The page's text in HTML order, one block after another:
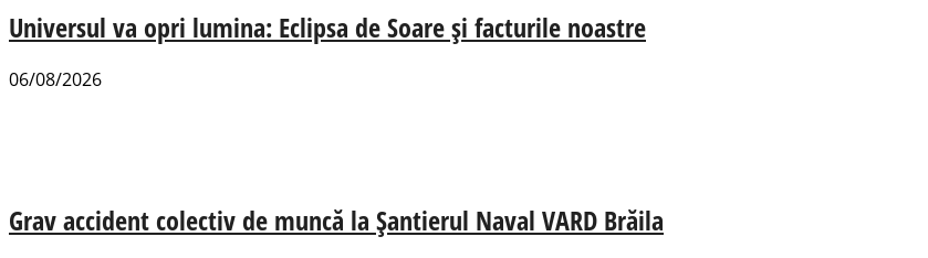
Universul va opri lumina: Eclipsa de Soare și facturile noastre
06/08/2026
Grav accident colectiv de muncă la Șantierul Naval VARD Brăila